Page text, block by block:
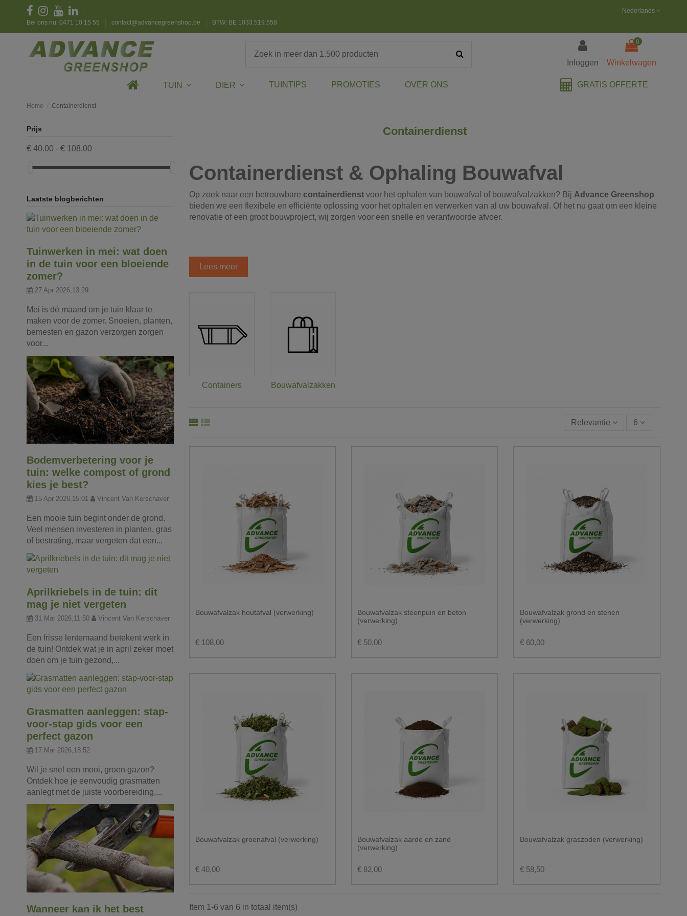
Bel ons nu: 0471 10 15 55 contact@advancegreenshop.be BTW: BE 1033.519.558
Nederlands
Inloggen
0
Winkelwagen
TUIN DIER TUINTIPS PROMOTIES OVER ONS GRATIS OFFERTE
Home Containerdienst
Containerdienst
Containerdienst & Ophaling Bouwafval
Op zoek naar een betrouwbare containerdienstvoor het ophalen van bouwafval of bouwafvalzakken? Bij Advance Greenshop
bieden we een flexibele en efficiënte oplossing voor het ophalen en verwerken van al uw bouwafval. Of het nu gaat om een kleine
renovatie of een groot bouwproject, wij zorgen voor een snelle en verantwoorde afvoer.
Lees meer
Containers Bouwafvalzakken
Relevantie 6
Bouwafvalzak houtafval (verwerking)
€ 108,00
Bouwafvalzak steenpuin en beton
(verwerking)
€ 50,00
Bouwafvalzak grond en stenen
(verwerking)
€ 60,00
Bouwafvalzak groenafval (verwerking)
€ 40,00
Bouwafvalzak aarde en zand
(verwerking)
€ 82,00
Bouwafvalzak graszoden (verwerking)
€ 58,50
Item 1-6 van 6 in totaal item(s)
Prijs
€ 40.00 - € 108.00
Laatste blogberichten
Tuinwerken in mei: wat doen
in de tuin voor een bloeiende
zomer?
27 Apr 2026,13:29
Mei is dé maand om je tuin klaar te
maken voor de zomer. Snoeien, planten,
bemesten en gazon verzorgen zorgen
voor...
Bodemverbetering voor je
tuin: welke compost of grond
kies je best?
15 Apr 2026,15:01 Vincent Van Kerschaver
Een mooie tuin begint onder de grond.
Veel mensen investeren in planten, gras
of bestrating, maar vergeten dat een...
Aprilkriebels in de tuin: dit
mag je niet vergeten
31 Mar 2026,11:50 Vincent Van Kerschaver
Een frisse lentemaand betekent werk in
de tuin! Ontdek wat je in april zeker moet
doen om je tuin gezond,...
Grasmatten aanleggen: stap-
voor-stap gids voor een
perfect gazon
17 Mar 2026,18:52
Wil je snel een mooi, groen gazon?
Ontdek hoe je eenvoudig grasmatten
aanlegt met de juiste voorbereiding,...
Wanneer kan ik het best